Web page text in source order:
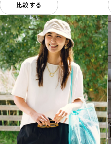
比較する